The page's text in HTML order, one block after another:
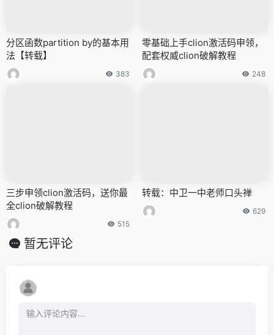
分区函数partition by的基本用
法【转载】
383
零基础上手clion激活码申领，
配套权威clion破解教程
248
三步申领clion激活码，送你最
全clion破解教程
515
转载：中卫一中老师口头禅
629
暂无评论